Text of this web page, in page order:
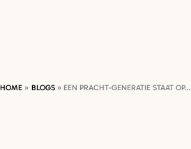
HOME BLOGS EEN PRACHT-GENERATIE STAAT OP…